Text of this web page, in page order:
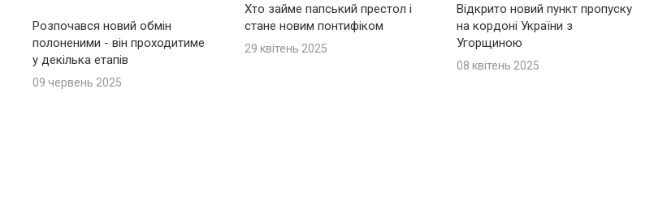
Розпочався новий обмін
полоненими - він проходитиме
у декілька етапів
09 червень 2025
Хто займе папський престол і
стане новим понтифіком
29 квітень 2025
Відкрито новий пункт пропуску
на кордоні України з
Угорщиною
08 квітень 2025